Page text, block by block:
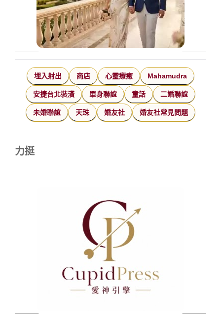
埋入射出 商店 心靈療癒 Mahamudra
安捷台北裝潢 單身聯誼 童話 二婚聯誼
未婚聯誼 天珠 婚友社 婚友社常見問題
力挺